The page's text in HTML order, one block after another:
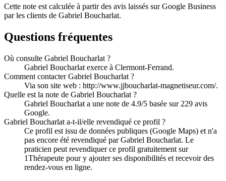
Cette note est calculée à partir des avis laissés sur Google Business
par les clients de Gabriel Boucharlat.
Questions fréquentes
Où consulte Gabriel Boucharlat ?
Gabriel Boucharlat exerce à Clermont-Ferrand.
Comment contacter Gabriel Boucharlat ?
Via son site web : http://www.jjboucharlat-magnetiseur.com/.
Quelle est la note de Gabriel Boucharlat ?
Gabriel Boucharlat a une note de 4.9/5 basée sur 229 avis
Google.
Gabriel Boucharlat a-t-il/elle revendiqué ce profil ?
Ce profil est issu de données publiques (Google Maps) et n'a
pas encore été revendiqué par Gabriel Boucharlat. Le
praticien peut revendiquer ce profil gratuitement sur
1Thérapeute pour y ajouter ses disponibilités et recevoir des
rendez-vous en ligne.